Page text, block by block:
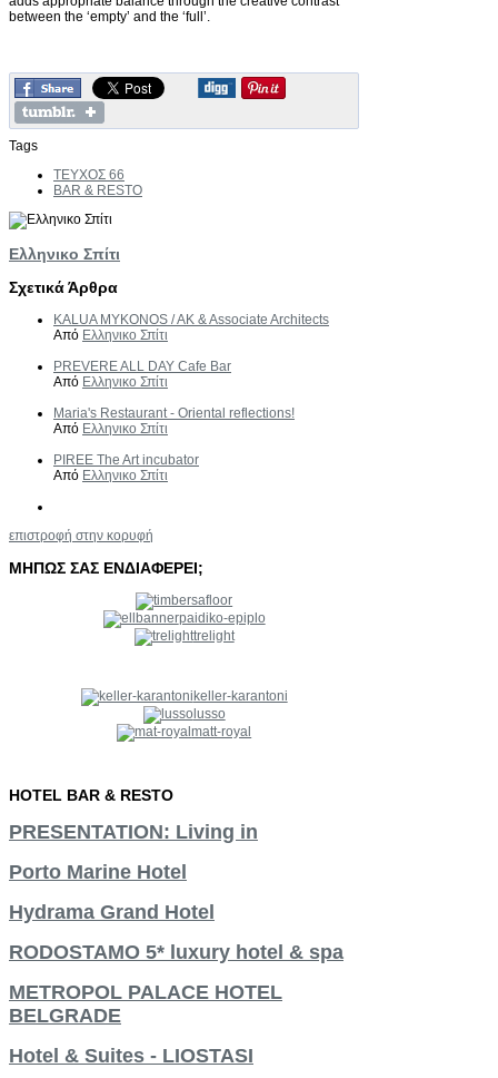
between the ‘empty’ and the ‘full’.
Tags
ΤΕΥΧΟΣ 66
BAR & RESTO
Ελληνικο Σπίτι
Σχετικά Άρθρα
KALUA MYKONOS / AK & Associate Architects
Από Ελληνικο Σπίτι
PREVERE ALL DAY Cafe Bar
Από Ελληνικο Σπίτι
Maria's Restaurant - Oriental reflections!
Από Ελληνικο Σπίτι
PIREE The Art incubator
Από Ελληνικο Σπίτι
επιστροφή στην κορυφή
ΜΗΠΩΣ ΣΑΣ ΕΝΔΙΑΦΕΡΕΙ;
paidiko-epiplo
trelight
keller-karantoni
lusso
matt-royal
HOTEL BAR & RESTO
PRESENTATION: Living in
Porto Marine Hotel
Hydrama Grand Hotel
RODOSTAMO 5* luxury hotel & spa
METROPOL PALACE HOTEL
BELGRADE
Hotel & Suites - LIOSTASI